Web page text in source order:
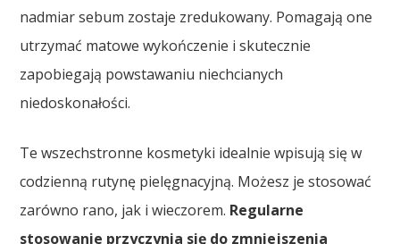
nadmiar sebum zostaje zredukowany. Pomagają one
utrzymać matowe wykończenie i skutecznie
zapobiegają powstawaniu niechcianych
niedoskonałości.
Te wszechstronne kosmetyki idealnie wpisują się w
codzienną rutynę pielęgnacyjną. Możesz je stosować
zarówno rano, jak i wieczorem. Regularne
stosowanie przyczynia się do zmniejszenia